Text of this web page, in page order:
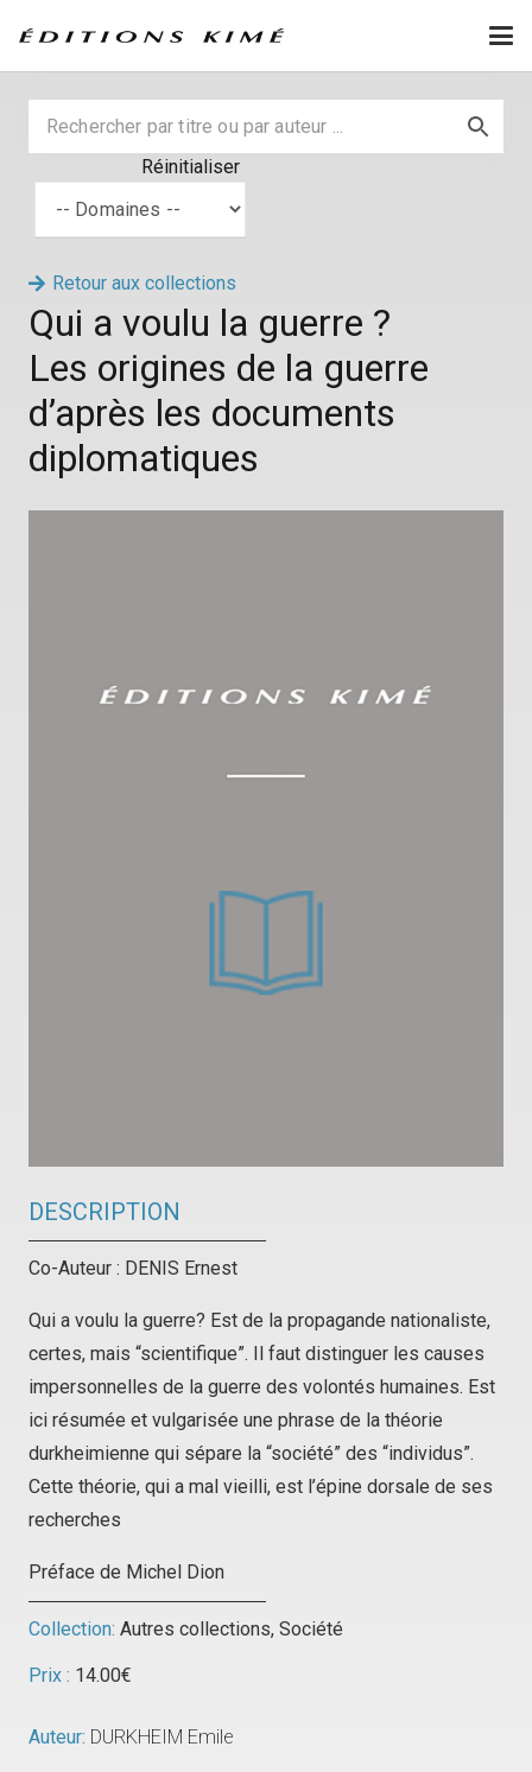
Réinitialiser
Retour aux collections
Qui a voulu la guerre ?
Les origines de la guerre
d’après les documents
diplomatiques
DESCRIPTION
Co-Auteur : DENIS Ernest
Qui a voulu la guerre? Est de la propagande nationaliste,
certes, mais “scientifique”. Il faut distinguer les causes
impersonnelles de la guerre des volontés humaines. Est
ici résumée et vulgarisée une phrase de la théorie
durkheimienne qui sépare la “société” des “individus”.
Cette théorie, qui a mal vieilli, est l’épine dorsale de ses
recherches
Préface de Michel Dion
Collection: Autres collections, Société
Prix : 14.00€
Auteur: DURKHEIM Emile